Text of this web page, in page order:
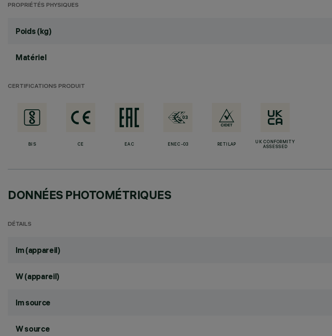
PROPRIÉTÉS PHYSIQUES
Poids (kg)
Matériel
CERTIFICATIONS PRODUIT
BIS CE EAC ENEC-03 RETILAP
UK CONFORMITY
ASSESSED
DONNÉES PHOTOMÉTRIQUES
DÉTAILS
lm (appareil)
W (appareil)
lm source
W source